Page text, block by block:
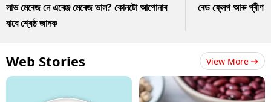
লাভ মেৰেজ নে এৰেঞ্জ মেৰেজ ভাল? কোনটো আপোনাৰ
বাবে শ্ৰেষ্ঠ জানক
ৰেড ফ্লেগ আৰু গ্ৰীণ
Web Stories View More